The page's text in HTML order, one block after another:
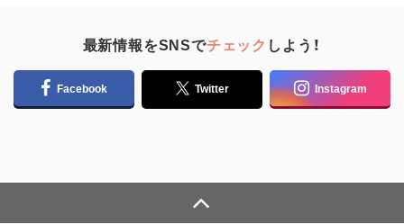
最新情報をSNSでチェック しよう！
Facebook Twitter Instagram